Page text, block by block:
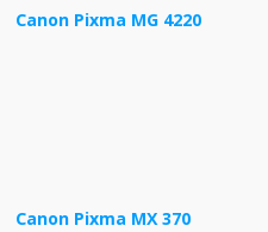
Canon Pixma MG 4220
Canon Pixma MX 370